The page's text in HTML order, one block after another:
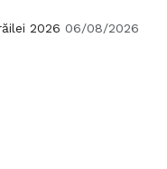
2026 06/08/2026